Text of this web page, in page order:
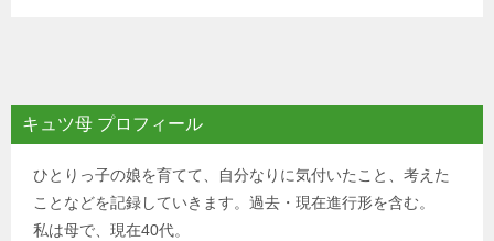
キュツ母 プロフィール
ひとりっ子の娘を育てて、自分なりに気付いたこと、考えた
ことなどを記録していきます。過去・現在進行形を含む。
私は母で、現在40代。